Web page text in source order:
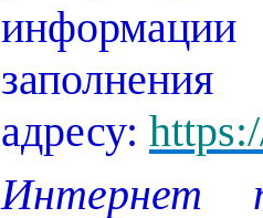
адресу:
Интернет